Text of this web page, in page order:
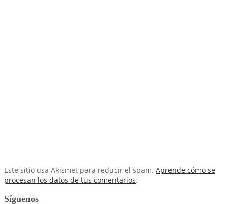
Este sitio usa Akismet para reducir el spam. Aprende cómo se
procesan los datos de tus comentarios.
Síguenos